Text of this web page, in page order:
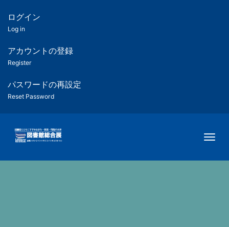
ツ
匿
名
ユ
ー
ー
用
メ
ログイン
Log in
アカウントの登録
Register
パスワードの再設定
Reset Password